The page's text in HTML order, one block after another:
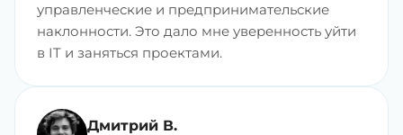
управленческие и предпринимательские
наклонности. Это дало мне уверенность уйти
в IT и заняться проектами.
Дмитрий В.